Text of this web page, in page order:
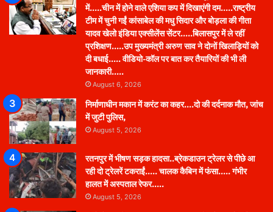
में…..चीन में होने वाले एशिया कप में दिखाएंगी दम…..राष्ट्रीय
टीम में चुनी गईं कांसाबेल की मधु सिदार और बोड़ला की गीता
यादव खेलो इंडिया एक्सीलेंस सेंटर…..बिलासपुर में ले रहीं
प्रशिक्षण…..उप मुख्यमंत्री अरुण साव ने दोनों खिलाड़ियों को
दी बधाई….. वीडियो-कॉल पर बात कर तैयारियों की भी ली
जानकारी…..
August 6, 2026
निर्माणाधीन मकान में करंट का कहर….दो की दर्दनाक मौत, जांच
में जुटी पुलिस,
August 5, 2026
रतनपुर में भीषण सड़क हादसा..ब्रेकडाउन ट्रेलर से पीछे आ
रही दो ट्रेलरें टकराईं….. चालक कैबिन में फंसा….. गंभीर
हालत में अस्पताल रेफर…..
August 5, 2026